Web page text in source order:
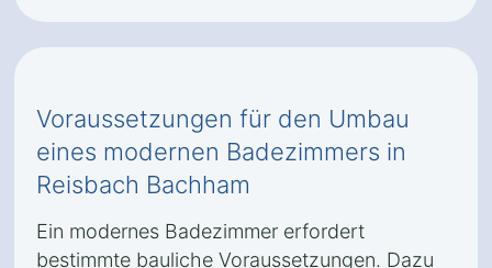
Voraussetzungen für den Umbau
eines modernen Badezimmers in
Reisbach Bachham
Ein modernes Badezimmer erfordert
bestimmte bauliche Voraussetzungen. Dazu